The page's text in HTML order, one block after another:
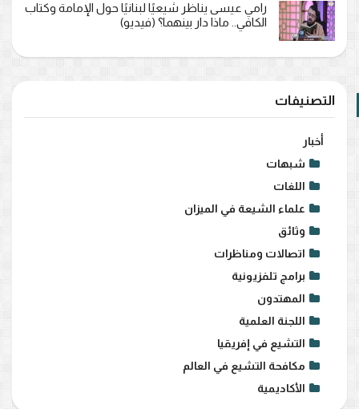
رامي عيسى يناظر شيعيًا لبنانيًا حول الإمامة وكتاب
الكافي.. ماذا دار بينهما؟ (فيديو)
التصنيفات
أخبار
شبهات
اللغات
علماء الشيعة في الميزان
وثائق
اتصالات ومناظرات
برامج تلفزيونية
المهتدون
اللجنة العلمية
التشيع في إفريقيا
مكافحة التشيع في العالم
الأكاديمية